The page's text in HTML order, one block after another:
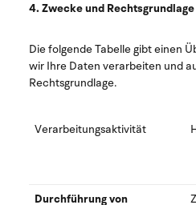
4. Zwecke und Rechtsgrundlage
Die folgende Tabelle gibt einen
wir Ihre Daten verarbeiten und
Rechtsgrundlage.
Verarbeitungsaktivität
Durchführung von